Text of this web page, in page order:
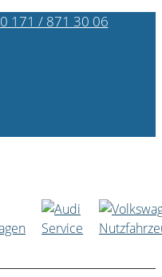
0 171 / 871 30 06